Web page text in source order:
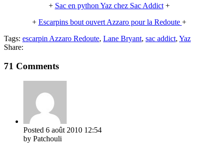
+ Sac en python Yaz chez Sac Addict+
+ Escarpins bout ouvert Azzaro pour la Redoute +
Tags: escarpin Azzaro Redoute, Lane Bryant, sac addict, Yaz
Share:
71 Comments
Posted 6 août 2010 12:54
by Patchouli